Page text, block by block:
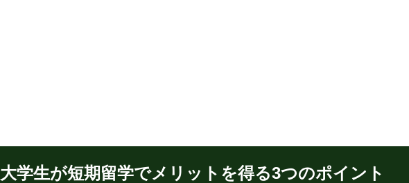
大学生が短期留学でメリットを得る3つのポイント